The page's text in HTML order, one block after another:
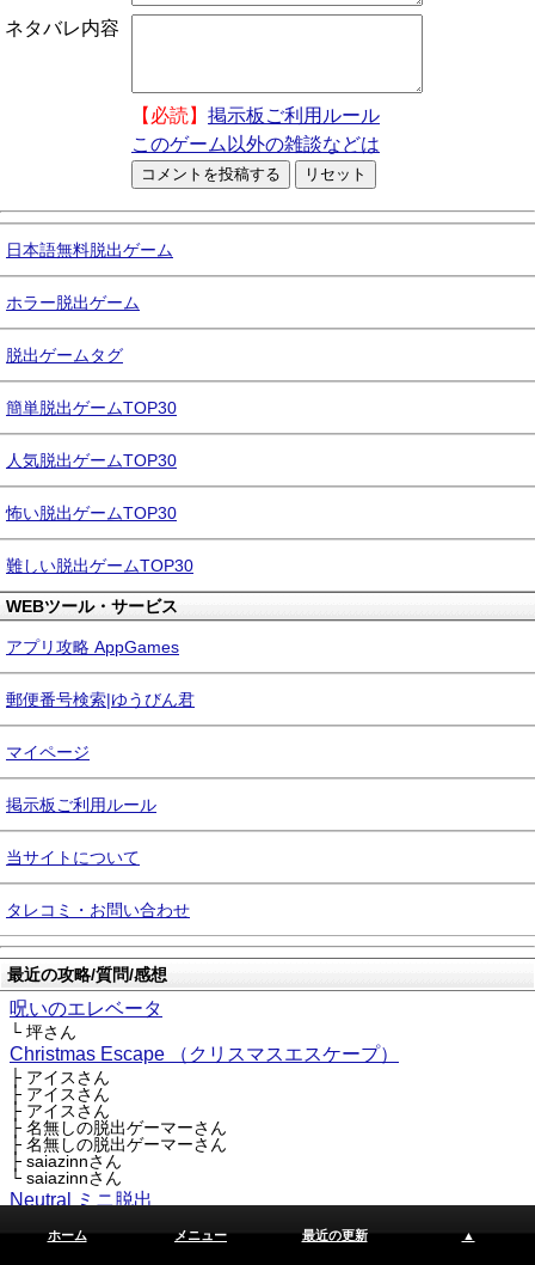
ネタバレ内容
【必読】 掲示板ご利用ルール
このゲーム以外の雑談などは
日本語無料脱出ゲーム
ホラー脱出ゲーム
脱出ゲームタグ
簡単脱出ゲームTOP30
人気脱出ゲームTOP30
怖い脱出ゲームTOP30
難しい脱出ゲームTOP30
WEBツール・サービス
アプリ攻略 AppGames
郵便番号検索|ゆうびん君
マイページ
掲示板ご利用ルール
当サイトについて
タレコミ・お問い合わせ
最近の攻略/質問/感想
呪いのエレベータ
└ 坪さん
Christmas Escape （クリスマスエスケープ）
├ アイスさん
├ アイスさん
├ アイスさん
├ 名無しの脱出ゲーマーさん
├ 名無しの脱出ゲーマーさん
├ saiazinnさん
└ saiazinnさん
Neutral ミニ脱出
Trial X Love #01 Maze
ホーム メニュー 最近の更新 ▲